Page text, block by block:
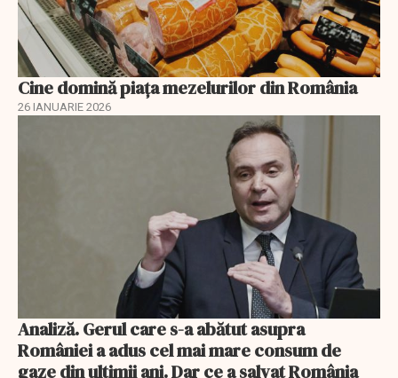
Cine domină piața mezelurilor din România
26 IANUARIE 2026
Analiză. Gerul care s-a abătut asupra
României a adus cel mai mare consum de
gaze din ultimii ani. Dar ce a salvat România